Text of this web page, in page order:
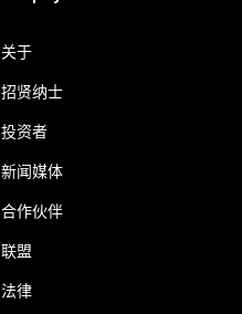
关于
招贤纳士
投资者
新闻媒体
合作伙伴
联盟
法律